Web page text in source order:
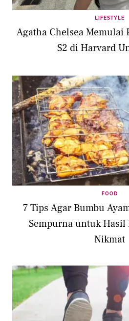
LIFESTYLE
Agatha Chelsea Memulai
S2 di Harvard
FOOD
7 Tips Agar Bumbu
Sempurna untuk Hasil
Nikmat